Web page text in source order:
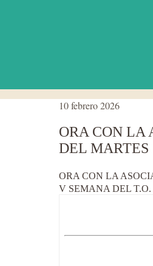
10 febrero 2026
ORA CON LA
DEL MARTES
ORA CON LA
V SEMANA DEL T.O.